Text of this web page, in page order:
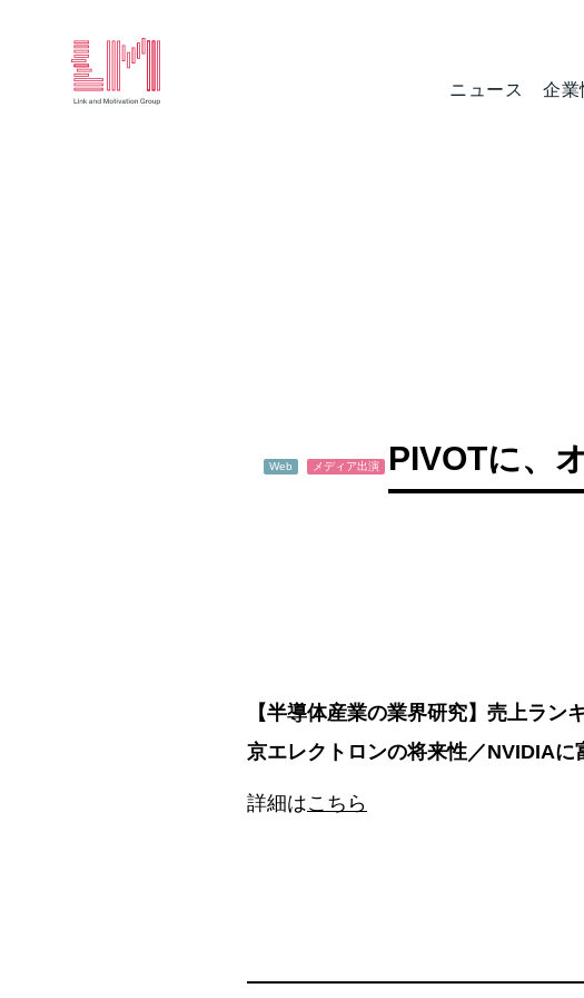
ニュース 企業
Web メディア出演
PIVOTに、
【半導体産業の業界研究】売上ラ
京エレクトロンの将来性／NVIDIA
詳細はこちら